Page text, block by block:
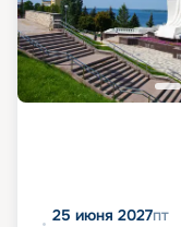
25 июня 2027пт